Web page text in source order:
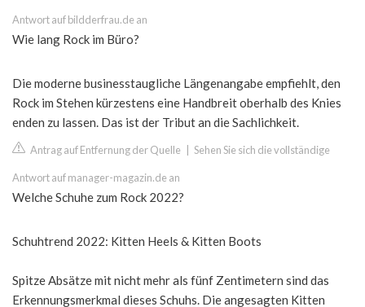
Antwort auf bildderfrau.de an
Wie lang Rock im Büro?
Die moderne businesstaugliche Längenangabe empfiehlt, den
Rock im Stehen kürzestens eine Handbreit oberhalb des Knies
enden zu lassen. Das ist der Tribut an die Sachlichkeit.
Antrag auf Entfernung der Quelle Sehen Sie sich die vollständige
Antwort auf manager-magazin.de an
Welche Schuhe zum Rock 2022?
Schuhtrend 2022: Kitten Heels & Kitten Boots
Spitze Absätze mit nicht mehr als fünf Zentimetern sind das
Erkennungsmerkmal dieses Schuhs. Die angesagten Kitten